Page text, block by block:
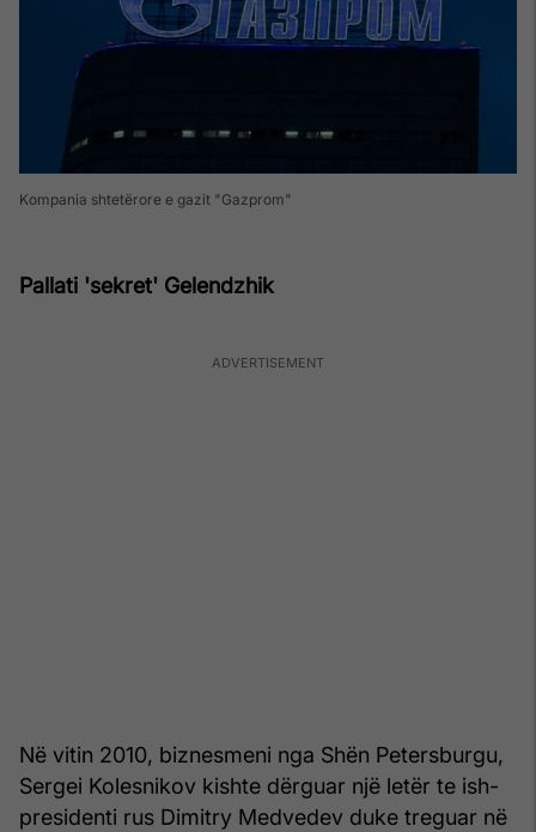
Kompania shtetërore e gazit "Gazprom"
Pallati 'sekret' Gelendzhik
Në vitin 2010, biznesmeni nga Shën Petersburgu,
Sergei Kolesnikov kishte dërguar një letër te ish-
presidenti rus Dimitry Medvedev duke treguar në